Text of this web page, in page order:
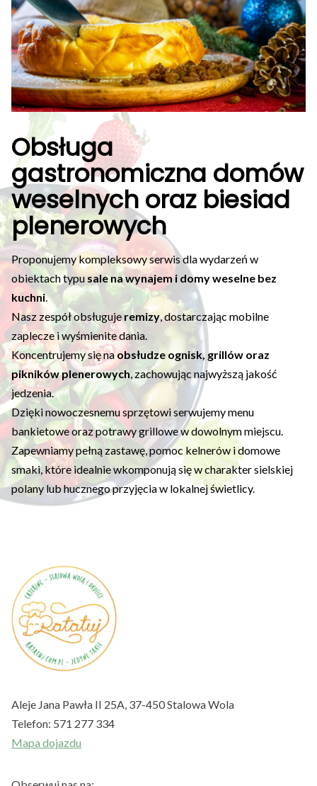
Obsługa
gastronomiczna domów
weselnych oraz biesiad
plenerowych
Proponujemy kompleksowy serwis dla wydarzeń w
obiektach typu sale na wynajem i domy weselne bez
kuchni.
Nasz zespół obsługuje remizy , dostarczając mobilne
zaplecze i wyśmienite dania.
Koncentrujemy się naobsłudze ognisk, grillów oraz
pikników plenerowych , zachowując najwyższą jakość
jedzenia.
Dzięki nowoczesnemu sprzętowi serwujemy menu
bankietowe oraz potrawy grillowe w dowolnym miejscu.
Zapewniamy pełną zastawę, pomoc kelnerów i domowe
smaki, które idealnie wkomponują się w charakter sielskiej
polany lub hucznego przyjęcia w lokalnej świetlicy.
Aleje Jana Pawła II 25A, 37-450 Stalowa Wola
Telefon: 571 277 334
Mapa dojazdu